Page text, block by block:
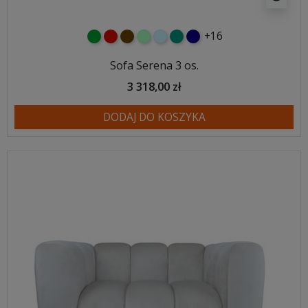
zielonyczerwony
czekoladowy
miętowybłękitnyturkusowy
granatowy
+16
Sofa Serena 3 os.
3 318,00 zł
DODAJ DO KOSZYKA